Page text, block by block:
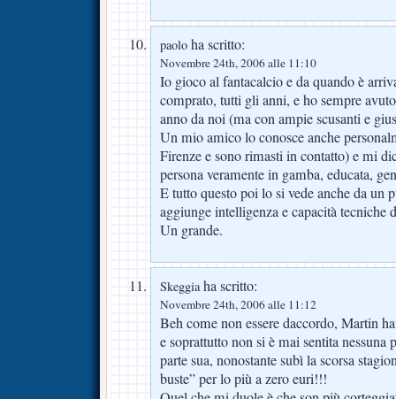
paolo ha scritto:
Novembre 24th, 2006 alle 11:10
Io gioco al fantacalcio e da quando è
comprato, tutti gli anni, e ho sempre
anno da noi (ma con ampie scusanti e
Un mio amico lo conosce anche
Firenze e sono rimasti in contatto) e mi
persona veramente in gamba, educata,
E tutto questo poi lo si vede anche da un
aggiunge intelligenza e capacità tecniche
Un grande.
Skeggiaha scritto:
Novembre 24th, 2006 alle 11:12
Beh come non essere daccordo, Martin
e soprattutto non si è mai sentita nessuna
parte sua, nonostante subì la scorsa
buste” per lo più a zero euri!!!